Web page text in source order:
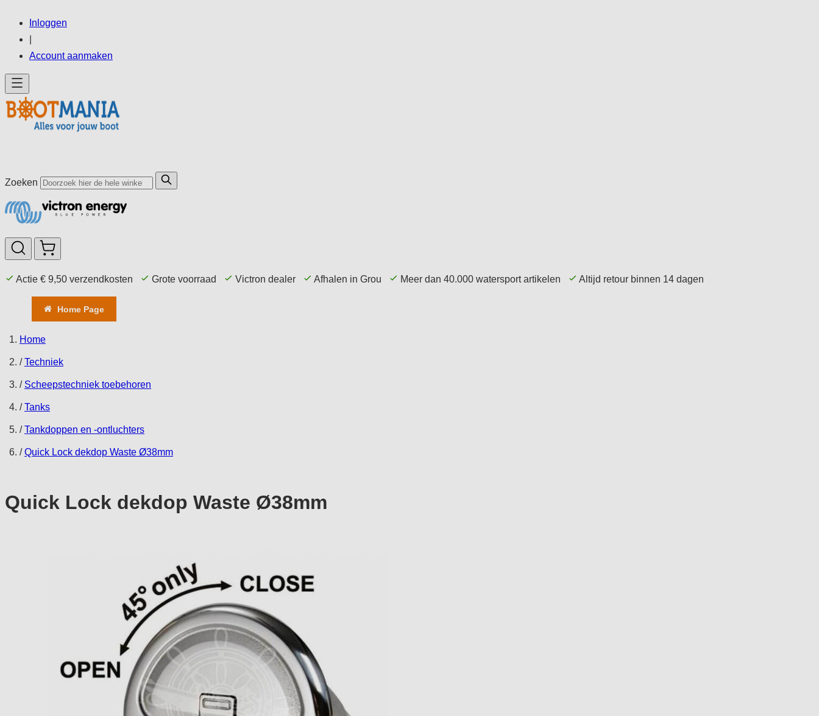
de
inhoud
Inloggen
Account aanmaken
Zoeken
Actie € 9,50 verzendkosten Grote voorraad Victron dealer Afhalen in Grou Meer dan 40.000 watersport artikelen Altijd retour binnen 14 dagen
Home Page
Home
/ Techniek
/ Scheepstechniek toebehoren
/ Tanks
/ Tankdoppen en -ontluchters
/ Quick Lock dekdop Waste Ø38mm
Quick Lock dekdop Waste Ø38mm